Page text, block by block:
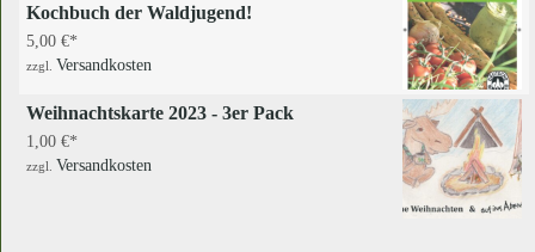
Kochbuch der Waldjugend!
5,00 €
zzgl. Versandkosten
Weihnachtskarte 2023 - 3er Pack
1,00 €
zzgl. Versandkosten